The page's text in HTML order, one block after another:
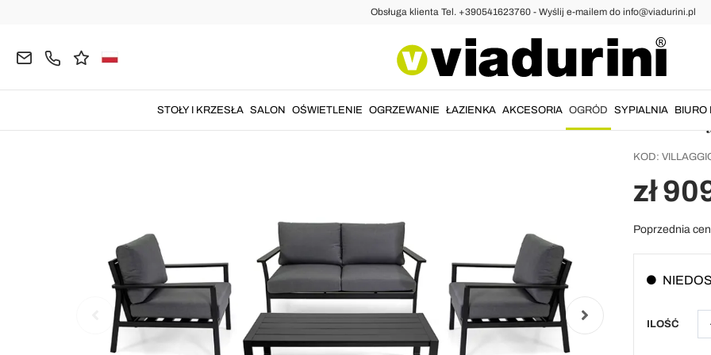
Obsługa klienta Tel. +390541623760 - Wyślij e-mailem do info@viadurini.pl
STOŁY I KRZESŁA SALON OŚWIETLENIE OGRZEWANIE ŁAZIENKA AKCESORIA OGRÓD SYPIALNIA BIURO
z
KOD:
zł
Poprzednia
ILOŚĆ